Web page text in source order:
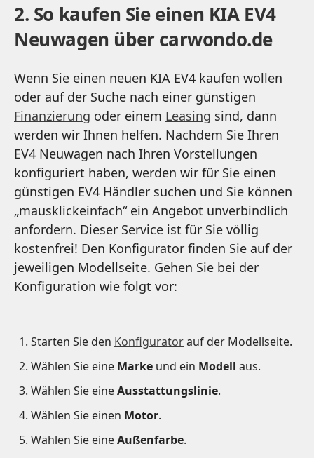
2. So kaufen Sie einen KIA EV4
Neuwagen über carwondo.de
Wenn Sie einen neuen KIA EV4 kaufen wollen
oder auf der Suche nach einer günstigen
Finanzierung oder einem Leasing sind, dann
werden wir Ihnen helfen. Nachdem Sie Ihren
EV4 Neuwagen nach Ihren Vorstellungen
konfiguriert haben, werden wir für Sie einen
günstigen EV4 Händler suchen und Sie können
„mausklickeinfach“ ein Angebot unverbindlich
anfordern. Dieser Service ist für Sie völlig
kostenfrei! Den Konfigurator finden Sie auf der
jeweiligen Modellseite. Gehen Sie bei der
Konfiguration wie folgt vor:
Starten Sie den Konfiguratorauf der Modellseite.
Wählen Sie eine Marke und ein Modell aus.
Wählen Sie eineAusstattungslinie.
Wählen Sie einen Motor.
Wählen Sie eineAußenfarbe.